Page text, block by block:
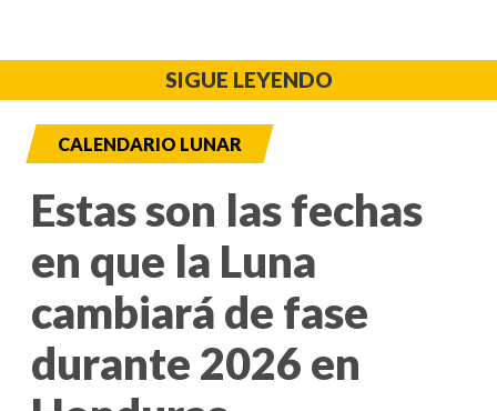
SIGUE LEYENDO
CALENDARIO LUNAR
Estas son las fechas
en que la Luna
cambiará de fase
durante 2026 en